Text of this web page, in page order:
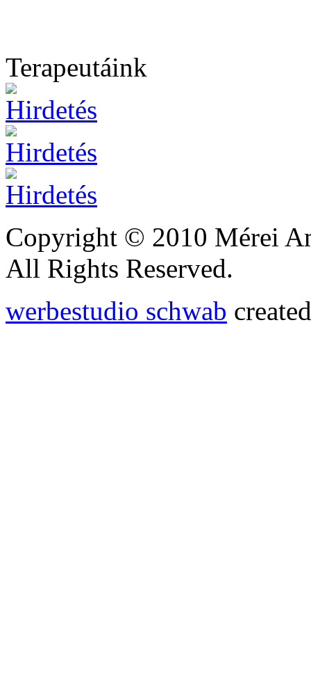
Terapeutáink
Copyright © 2010 Mérei
All Rights Reserved.
werbestudio schwab